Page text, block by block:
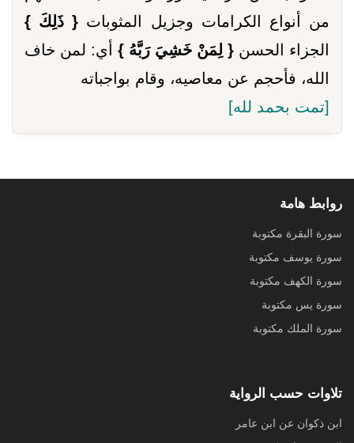
من أنواع الكرامات وجزيل المثوبات { ذَلِكَ }
الجزاء الحسن { لِمَنْ خَشِيَ رَبَّهُ } أي: لمن خاف
الله، فأحجم عن معاصيه، وقام بواجباته
[تمت بحمد لله]
روابط هامة
سورة البقرة مكتوبة
سورة يوسف مكتوبة
سورة الكهف مكتوبة
سورة يس مكتوبة
سورة الملك مكتوبة
تلاوات حسب الرواية
ابن ذكوان عن ابن عامر